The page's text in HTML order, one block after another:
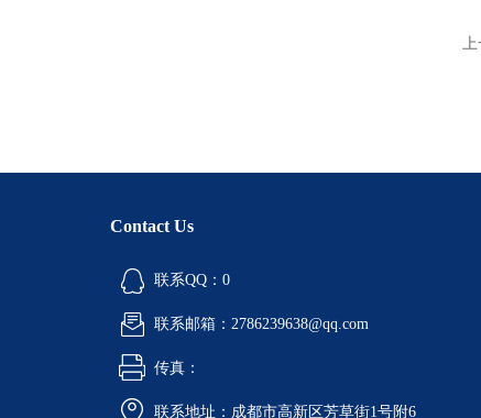
上
Contact Us
联系QQ：0
联系邮箱：2786239638@qq.com
传真：
联系地址：成都市高新区芳草街1号附6